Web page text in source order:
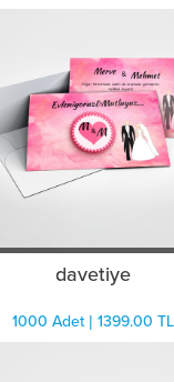
davetiye
1000 Adet | 1399.00 TL